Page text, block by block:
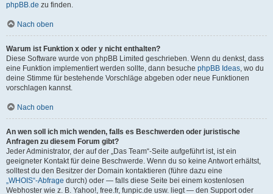
phpBB.de zu finden.
Nach oben
Warum ist Funktion x oder y nicht enthalten?
Diese Software wurde von phpBB Limited geschrieben. Wenn du denkst, dass
eine Funktion implementiert werden sollte, dann besuche phpBB Ideas, wo du
deine Stimme für bestehende Vorschläge abgeben oder neue Funktionen
vorschlagen kannst.
Nach oben
An wen soll ich mich wenden, falls es Beschwerden oder juristische
Anfragen zu diesem Forum gibt?
Jeder Administrator, der auf der „Das Team“-Seite aufgeführt ist, ist ein
geeigneter Kontakt für deine Beschwerde. Wenn du so keine Antwort erhältst,
solltest du den Besitzer der Domain kontaktieren (führe dazu eine
„WHOIS“-Abfrage durch) oder — falls diese Seite bei einem kostenlosen
Webhoster wie z. B. Yahoo!, free.fr, funpic.de usw. liegt — den Support oder